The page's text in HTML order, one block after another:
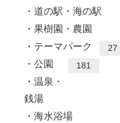
道の駅・海の駅
果樹園・農園
テーマパーク 27
公園 181
温泉・
銭湯
海水浴場